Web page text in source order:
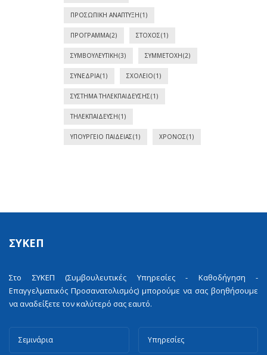
ΠΡΟΣΩΠΙΚΉ ΑΝΆΠΤΥΞΗ(1)
ΠΡΌΓΡΑΜΜΑ(2) ΣΤΌΧΟΣ(1)
ΣΥΜΒΟΥΛΕΥΤΙΚΉ(3) ΣΥΜΜΕΤΟΧΉ(2)
ΣΥΝΕΔΡΊΑ(1) ΣΧΟΛΕΊΟ(1)
ΣΎΣΤΗΜΑ ΤΗΛΕΚΠΑΊΔΕΥΣΗΣ(1)
ΤΗΛΕΚΠΑΊΔΕΥΣΗ(1)
ΥΠΟΥΡΓΕΊΟ ΠΑΙΔΕΊΑΣ(1) ΧΡΌΝΟΣ(1)
ΣΥΚΕΠ
Στο ΣΥΚΕΠ (Συμβουλευτικές Υπηρεσίες - Καθοδήγηση -
Επαγγελματικός Προσανατολισμός) μπορούμε να σας βοηθήσουμε
να αναδείξετε τον καλύτερό σας εαυτό.
Σεμινάρια Υπηρεσίες